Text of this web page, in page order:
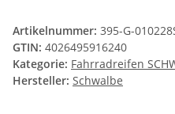
Artikelnummer: 395-G-
GTIN: 4026495916240
Kategorie: Fahrradreifen
Hersteller: Schwalbe